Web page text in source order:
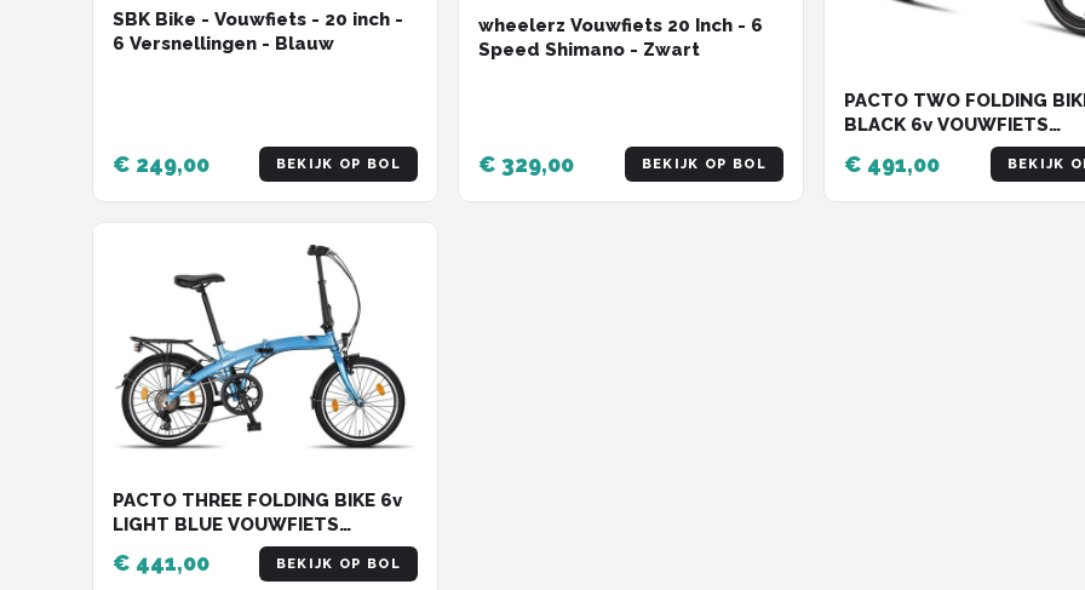
SBK Bike - Vouwfiets - 20 inch -
6 Versnellingen - Blauw
€ 249,00 BEKIJK OP BOL
wheelerz Vouwfiets 20 Inch - 6
Speed Shimano - Zwart
€ 329,00 BEKIJK OP BOL
PACTO TWO FOLDING
BLACK 6v VOUWFIETS
PLOOIFIETS SHIMANO
ALUMINIUM SCHIJFREM
€ 491,00 BEKIJK
PACTO THREE FOLDING BIKE 6v
LIGHT BLUE VOUWFIETS
PLOOIFIETS ALUMINIUM
SHIMANO 20 inch
€ 441,00 BEKIJK OP BOL